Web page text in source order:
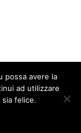
KeepUp
possa avere la
ad utilizzare
felice.